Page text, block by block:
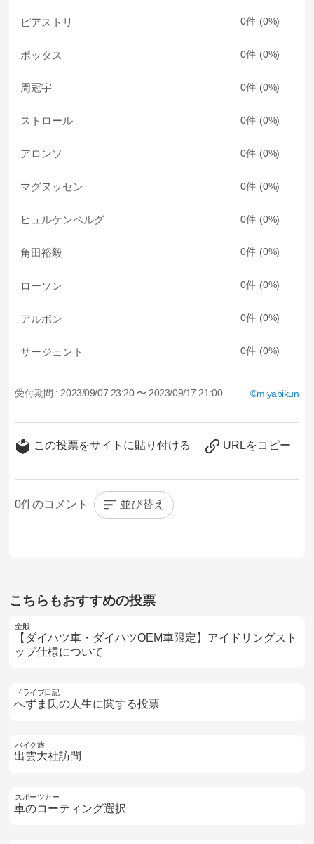
ピアストリ 0 0
ボッタス 0 0
周冠宇 0 0
ストロール 0 0
アロンソ 0 0
マグヌッセン 0 0
ヒュルケンベルグ 0 0
角田裕毅 0 0
ローソン 0 0
アルボン 0 0
サージェント 0 0
受付期間 : 2023/09/07 23:20 〜 2023/09/17 21:00 miyabikun
この投票をサイトに貼り付ける URLをコピー
0 並び替え
こちらもおすすめの投票
全般
【ダイハツ車・ダイハツOEM車限定】アイドリングスト
ップ仕様について
ドライブ日記
へずま氏の人生に関する投票
バイク旅
出雲大社訪問
スポーツカー
車のコーティング選択